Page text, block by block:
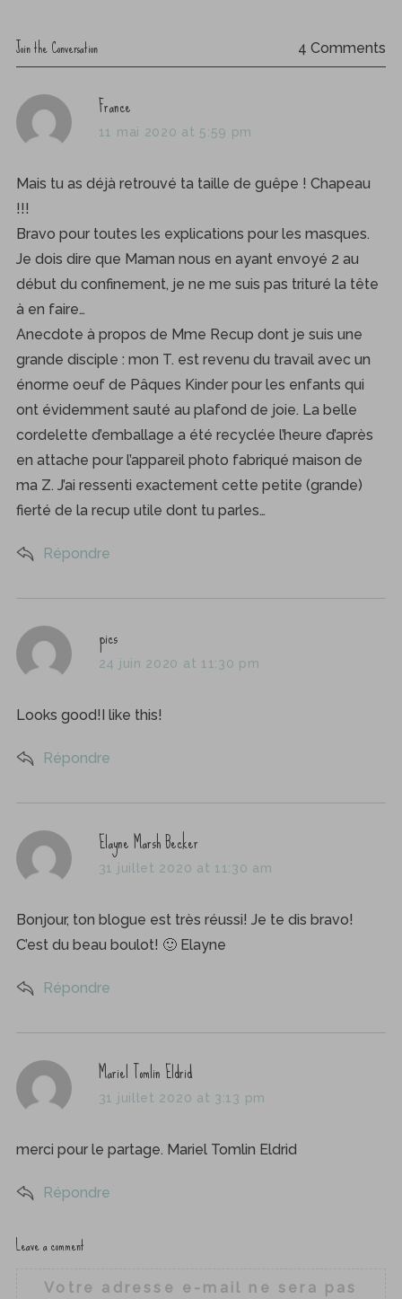
Join the Conversation 4 Comments
s
a
s
France
11 mai 2020 at 5:59 pm
Mais tu as déjà retrouvé ta taille de guêpe ! Chapeau
!!!
Bravo pour toutes les explications pour les masques.
Je dois dire que Maman nous en ayant envoyé 2 au
début du confinement, je ne me suis pas trituré la tête
à en faire…
Anecdote à propos de Mme Recup dont je suis une
grande disciple : mon T. est revenu du travail avec un
énorme oeuf de Pâques Kinder pour les enfants qui
ont évidemment sauté au plafond de joie. La belle
cordelette d’emballage a été recyclée l’heure d’après
en attache pour l’appareil photo fabriqué maison de
ma Z. J’ai ressenti exactement cette petite (grande)
fierté de la recup utile dont tu parles…
Répondre
s
a
s
pics
24 juin 2020 at 11:30 pm
Looks good!I like this!
Répondre
s
a
s
:
Elayne Marsh Becker
31 juillet 2020 at 11:30 am
Bonjour, ton blogue est très réussi! Je te dis bravo!
C’est du beau boulot! 🙂 Elayne
Répondre
s
a
s
Mariel Tomlin Eldrid
31 juillet 2020 at 3:13 pm
merci pour le partage. Mariel Tomlin Eldrid
Répondre
L
Leave a comment
Votre adresse e-mail ne sera pas